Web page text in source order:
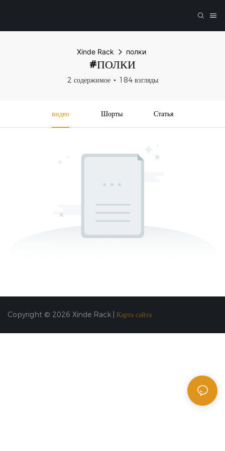
Xinde Rack полки
#ПОЛКИ
2 содержимое 184 взгляды
видео Шорты Статья
Copyright © 2026 Xinde Rack | Карта сайта